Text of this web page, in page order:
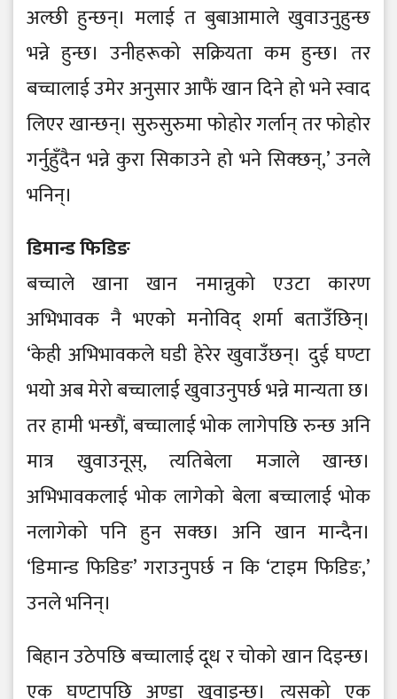
अल्छी हुन्छन्। मलाई त बुबाआमाले खुवाउनुहुन्छ
भन्ने हुन्छ। उनीहरूको सक्रियता कम हुन्छ। तर
बच्चालाई उमेर अनुसार आफैं खान दिने हो भने स्वाद
लिएर खान्छन्। सुरुसुरुमा फोहोर गर्लान् तर फोहोर
गर्नुहुँदैन भन्ने कुरा सिकाउने हो भने सिक्छन्,’ उनले
भनिन्।
डिमान्ड फिडिङ
बच्चाले खाना खान नमान्नुको एउटा कारण
अभिभावक नै भएको मनोविद् शर्मा बताउँछिन्।
‘केही अभिभावकले घडी हेरेर खुवाउँछन्। दुई घण्टा
भयो अब मेरो बच्चालाई खुवाउनुपर्छ भन्ने मान्यता छ।
तर हामी भन्छौं, बच्चालाई भोक लागेपछि रुन्छ अनि
मात्र खुवाउनूस्, त्यतिबेला मजाले खान्छ।
अभिभावकलाई भोक लागेको बेला बच्चालाई भोक
नलागेको पनि हुन सक्छ। अनि खान मान्दैन।
‘डिमान्ड फिडिङ’ गराउनुपर्छ न कि ‘टाइम फिडिङ,’
उनले भनिन्।
बिहान उठेपछि बच्चालाई दूध र चोको खान दिइन्छ।
एक घण्टापछि अण्डा खुवाइन्छ। त्यसको एक